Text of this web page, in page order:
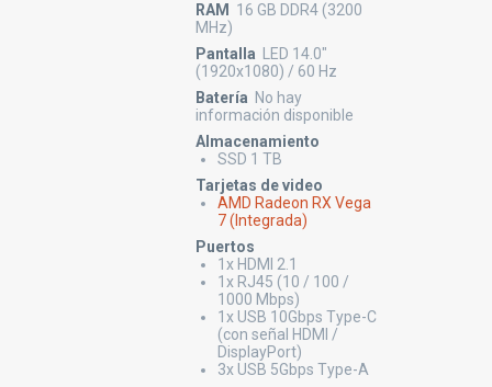
RAM
16 GB DDR4 (3200
MHz)
Pantalla
LED 14.0"
(1920x1080) / 60 Hz
Batería No hay
información disponible
Almacenamiento
SSD 1 TB
Tarjetas de video
AMD Radeon RX Vega
7 (Integrada)
Puertos
1x HDMI 2.1
1x RJ45 (10 / 100 /
1000 Mbps)
1x USB 10Gbps Type-C
(con señal HDMI /
DisplayPort)
3x USB 5Gbps Type-A